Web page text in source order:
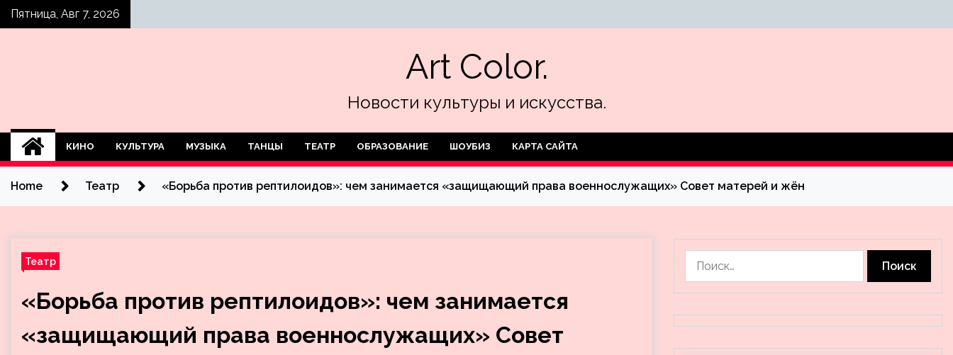
SkipПятница, Авг 7, 2026
Art Color.
Новости культуры и искусства.
КИНО КУЛЬТУРА МУЗЫКА ТАНЦЫ ТЕАТР ОБРАЗОВАНИЕ ШОУБИЗ КАРТА САЙТА
Home Театр «Борьба против рептилоидов»: чем занимается «защищающий права военнослужащих» Совет матерей и жён
Театр
«Борьба против рептилоидов»: чем занимается
«защищающий права военнослужащих» Совет